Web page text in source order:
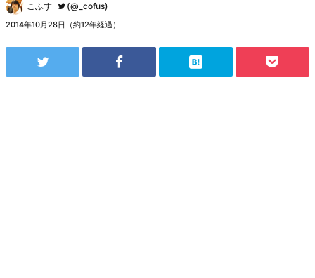
こふす (@_cofus)
2014年10月28日（約12年経過）